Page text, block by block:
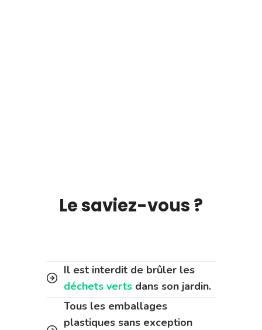
Le saviez-vous ?
Il est interdit de brûler les
déchets verts dans son jardin.
Tous les emballages
plastiques sans exception